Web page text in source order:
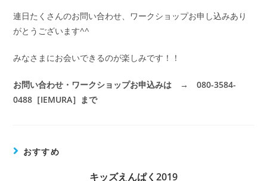
連日たくさんのお問い合わせ、ワークショップお申し込みあり
がとうございます^^
みなさまにお会いできるのが楽しみです！！
お問い合わせ・ワークショップお申込みは → 080-3584-
0488［IEMURA］まで
おすすめ
キッズえんぱく2019